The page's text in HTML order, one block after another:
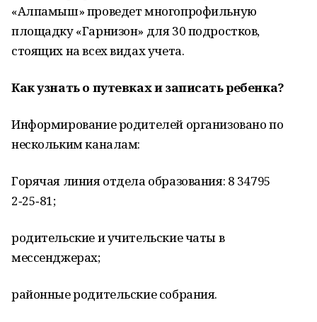
«Алпамыш» проведет многопрофильную
площадку «Гарнизон» для 30 подростков,
стоящих на всех видах учета.
Как узнать о путевках и записать ребенка?
Информирование родителей организовано по
нескольким каналам:
Горячая линия отдела образования: 8 34795
2‑25‑81;
родительские и учительские чаты в
мессенджерах;
районные родительские собрания.